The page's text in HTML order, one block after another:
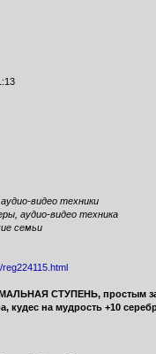
видео техники
аудио-видео техника
семьи
СТУПЕНЬ, простым за 1
на мудрость +10